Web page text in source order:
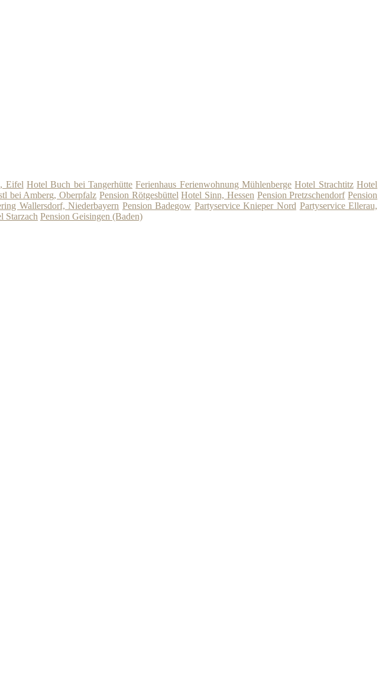
Eifel Hotel Buch bei Tangerhütte Ferienhaus Ferienwohnung Mühlenberge Hotel Strachtitz Hotel
bei Amberg, Oberpfalz Pension Rötgesbüttel Hotel Sinn, Hessen Pension Pretzschendorf Pension
Wallersdorf, Niederbayern Pension Badegow Partyservice Knieper Nord Partyservice Ellerau,
Starzach Pension Geisingen (Baden)